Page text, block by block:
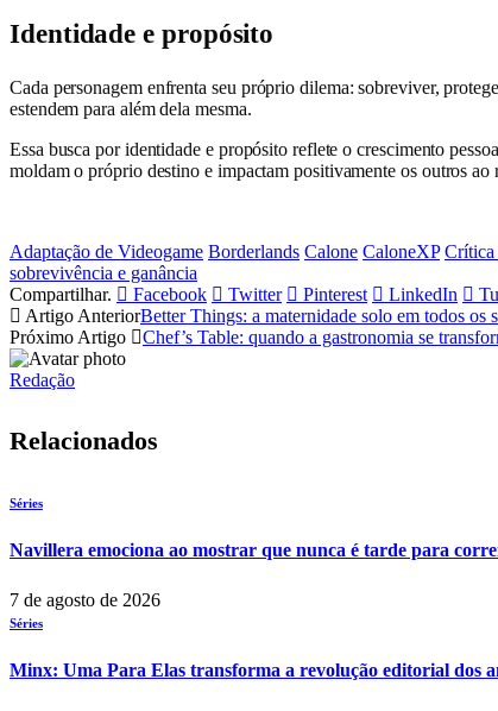
Identidade e propósito
Cada personagem enfrenta seu próprio dilema: sobreviver,
estendem para além dela mesma.
Essa busca por identidade e propósito reflete o crescimento
moldam o próprio destino e impactam positivamente os outros ao
Adaptação de Videogame Borderlands Calone CaloneXP Crítica
sobrevivência e ganância
Compartilhar.
Facebook Twitter Pinterest LinkedIn
Artigo AnteriorBetter Things: a maternidade solo em todos os
Próximo Artigo
Chef’s Table: quando a gastronomia se
Redação
Relacionados
Séries
Navillera emociona ao mostrar que nunca é tarde para
7 de agosto de 2026
Séries
Minx: Uma Para Elas transforma a revolução editorial dos